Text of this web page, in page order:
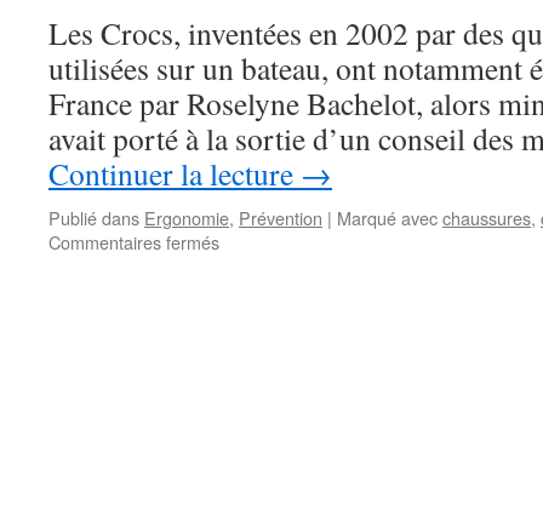
Les Crocs, inventées en 2002 par des
utilisées sur un bateau, ont notamment
France par Roselyne Bachelot, alors
avait porté à la sortie d’un conseil des
Continuer la lecture →
Publié dans Ergonomie, Prévention | Marqué avecchaussures,
Commentaires ferméssur